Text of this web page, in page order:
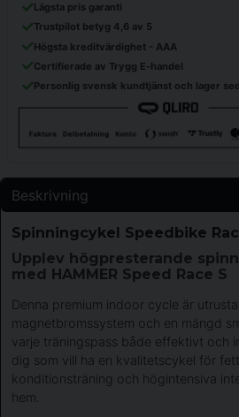
Lägsta pris garanti
Trustpilot betyg 4,6 av 5
Högsta kreditvärdighet - AAA
Certifierade av Trygg E-handel
Personlig svensk kundtjänst och lager
Beskrivning
Spinningcykel Speedbike
Upplev högpresterande
med HAMMER Speed Race S
Denna premium indoor cycle är
magnetbromssystem och en mängd
varje träningspass både effektivt och
dig som vill ha en kvalitetscykel för
konditionsträning och högintensiva
hem.